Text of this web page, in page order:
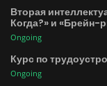
Вторая
Когда?» и «Брейн-
Ongoing
Курс по
Ongoing